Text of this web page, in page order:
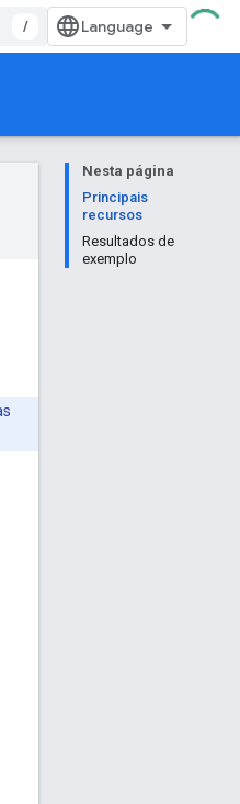
/
Nesta página
Principais
recursos
Resultados de
exemplo